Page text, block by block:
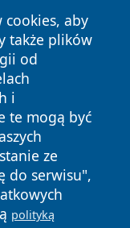
cookies, aby
także plików
od
i
te mogą być
ze
do serwisu",
polityką
prawa
Polityka
Cookies